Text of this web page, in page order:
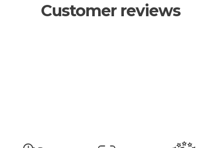
Customer reviews